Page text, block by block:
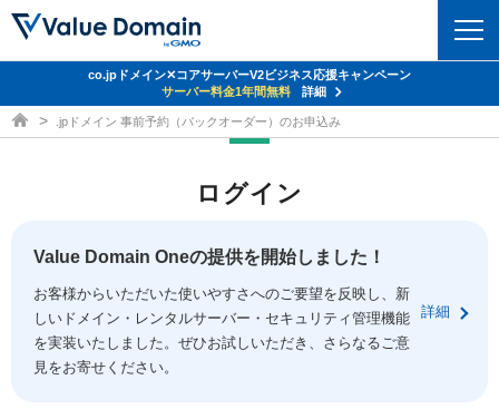
ドメイントップ
ドメイン移管
ドメイン価格一覧
ドメイン一括検索
コアサーバー
バリューサーバー
XREA
セキュリティトップ
Value Domain ネットde診断
SSL証明書
サービストップ
お得意様割引
facebook
co.jpドメイン✕コアサーバーV2ビジネス応援キャンペーン
サーバー料金1年間無料
詳細
ドメイン取得ならバリュードメイン
.jpドメイン 事前予約（バックオーダー）のお申込み
ログイン
Value Domain Oneの提供を開始しました！
お客様からいただいた使いやすさへのご要望を反映し、新
しいドメイン・レンタルサーバー・セキュリティ管理機能
を実装いたしました。ぜひお試しいただき、さらなるご意
見をお寄せください。
詳細